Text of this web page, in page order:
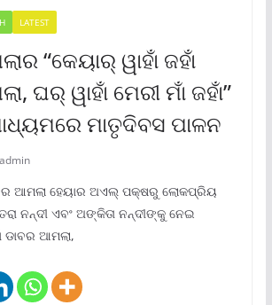
LATEST
“କେୟାର୍ ୱାହାଁ ଜହାଁ
ଘର୍ ୱାହାଁ ମେରୀ ମାଁ ଜହାଁ”
ମାତୃଦିବସ ପାଳନ
admin
ଆମଲା ହେୟାର ଅଏଲ୍ ପକ୍ଷରୁ ଲୋକପ୍ରିୟ
ନନ୍ଦୀ ଏବଂ ଅଙ୍କିତା ନନ୍ଦୀଙ୍କୁ ନେଇ
ଡାବର ଆମଲା,